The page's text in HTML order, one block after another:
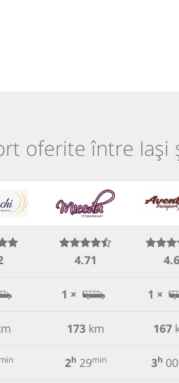
oferite între Iași
4.71 4.6
1 × 1 ×
173km 167
min 2h 29min 3h 00